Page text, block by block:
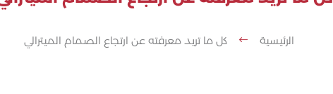
الرئيسية # كل ما تريد معرفته عن ارتجاع الصمام الميترالي